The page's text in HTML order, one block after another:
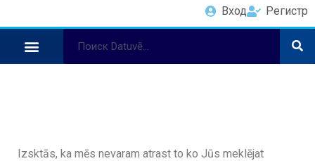
Вход Регистр
Izsktās, ka mēs nevaram atrast to ko Jūs meklējat